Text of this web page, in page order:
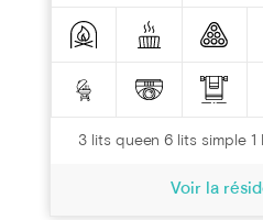
3 lits queen 6 lits simple 1
Voir la